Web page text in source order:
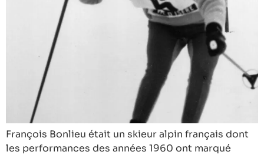
François Bonlieu était un skieur alpin français dont
les performances des années 1960 ont marqué